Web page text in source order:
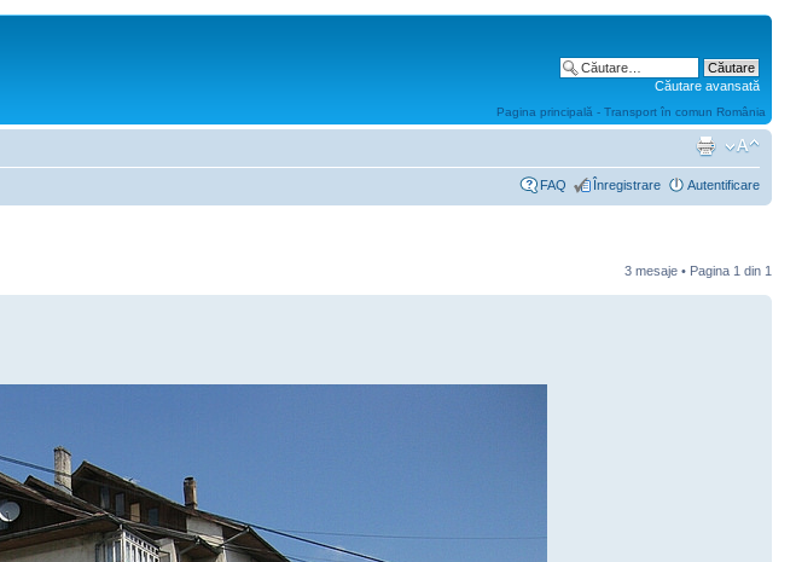
Căutare avansată
Pagina principală - Transport în comun România
FAQ Înregistrare Autentificare
3 mesaje • Pagina 1 din 1